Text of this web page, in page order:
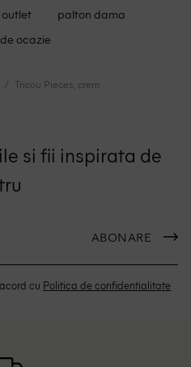
outlet
palton dama
ocazie
Tricou Pieces, crem
si fii inspirata de
ABONARE
cu Politica de confidentialitate